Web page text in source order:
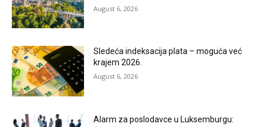
August 6, 2026
Sledeća indeksacija plata – moguća već
krajem 2026.
August 6, 2026
Alarm za poslodavce u Luksemburgu: